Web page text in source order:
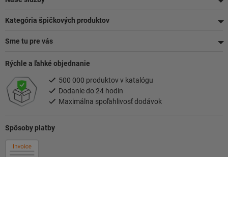
Kategória špičkových produktov
Sme tu pre vás
Spôsoby platby
Rýchle a ľahké objednanie
500 000 produktov v katalógu
Dodanie do 24 hodín
Maximálna spoľahlivosť dodávok